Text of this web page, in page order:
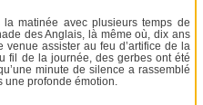
matinée avec plusieurs temps de
des Anglais, là même où, dix ans
assister au feu d’artifice de la
fil de la journée, des gerbes ont été
minute de silence a rassemblé
une profonde émotion.